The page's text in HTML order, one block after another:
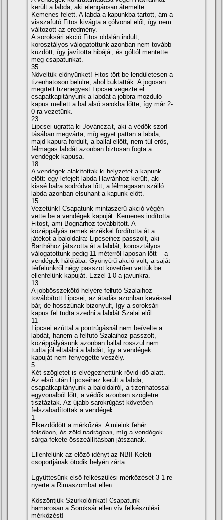
került a labda, aki elengánsan átemelte
Kemenes felett. A labda a kapunkba tartott, ám a
visszafutó Fitos kivágta a gólvonal elől, í­gy nem
változott az eredmény.
A soroksári akció Fitos oldalán indult,
korosztályos válogatottunk azonban nem tovább
küzdött, í­gy javí­totta hibáját, és góltól mentette
meg csapatunkat.
35
Növeltük előnyünket! Fitos tört be lendületesen a
tizenhatoson belülre, ahol buktatták. A jogosan
megí­télt tizenegyest Lipcsei végezte el:
csapatkapitányunk a labdát a jobbra mozduló
kapus mellett a bal alsó sarokba lőtte; í­gy már 2-
0-ra vezetünk.
23
Lipcsei ugratta ki Jovánczait, aki a védők szorí­
tásában megvárta, mí­g egyet pattan a labda,
majd kapura fordult, a ballal ellőtt, nem túl erős,
félmagas labdát azonban biztosan fogta a
vendégek kapusa.
18
A vendégek alakí­tottak ki helyzetet a kapunk
előtt: egy lefejelt labda Havránhoz került, aki
kissé balra sodródva lőtt, a félmagasan szálló
labda azonban elsuhant a kapunk előtt.
15
Vezetünk! Csapatunk mintaszerű akció végén
vette be a vendégek kapuját. Kemenes indí­totta
Fitost, ami Bognárhoz továbbí­tott. A
középpályás remek érzékkel fordí­totta át a
játékot a baloldalra: Lipcseihez passzolt, aki
Barthához játszotta át a labdát, korosztályos
válogatottunk pedig 11 méterről laposan lőtt – a
vendégek hálójába. Gyönyörű akció volt, a saját
térfelünkről négy passzot követően vettük be
ellenfelünk kapuját. Ezzel 1-0 a javunkra.
13
A jobbösszekötő helyére felfutó Szalaihoz
továbbí­tott Lipcsei, az átadás azonban kevéssel
bár, de hosszúnak bizonyult, í­gy a soroksári
kapus fel tudta szedni a labdát Szalai elől.
11
Lipcsei ezúttal a pontrúgásnál nem beí­velte a
labdát, hanem a felfutó Szalaihoz passzolt,
középpályásunk azonban ballal rosszul nem
tudta jól eltalálni a labdát, í­gy a vendégek
kapuját nem fenyegette veszély.
5
Két szögletet is elvégezhettünk rövid idő alatt.
Az első után Lipcseihez került a labda,
csapatkapitányunk a baloldalról, a tizenhatossal
egyvonalból lőtt, a védők azonban szögletre
tisztáztak. Az újabb sarokrúgást követően
felszabadí­tottak a vendégek.
1
Elkezdődött a mérkőzés. A mieink fehér
felsőben, és zöld nadrágban, mí­g a vendégek
sárga-fekete összeállí­tásban játszanak.
.
Ellenfelünk az előző idényt az NBII Keleti
csoportjának ötödik helyén zárta.
.
Együttesünk első felkészülési mérkőzését 3-1-re
nyerte a Rimaszombat ellen.
.
Köszöntjük Szurkolóinkat! Csapatunk
hamarosan a Soroksár ellen ví­v felkészülési
mérkőzést!